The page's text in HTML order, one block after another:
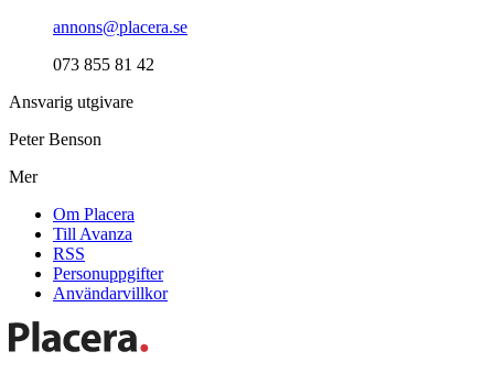
annons@placera.se
073 855 81 42
Ansvarig utgivare
Peter Benson
Mer
Om Placera
Till Avanza
RSS
Personuppgifter
Användarvillkor